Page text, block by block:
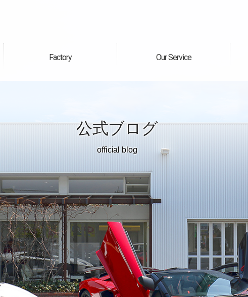
Factory
自社工場 Our Service
サービス案内
公式ブログ
official blog